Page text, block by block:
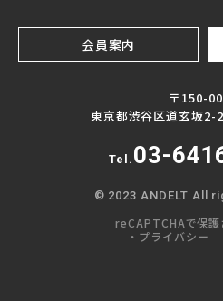
会員案内
〒150-
東京都渋谷区道玄坂2-
Tel. 03-
© 2023 ANDELT All
reCAPTCHAで保護
・プライバシー